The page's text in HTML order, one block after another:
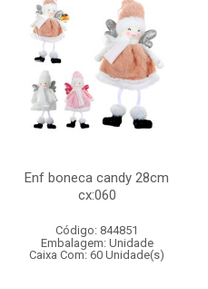
Enf boneca candy 28cm
cx:060
Código: 844851
Embalagem: Unidade
Caixa Com: 60 Unidade(s)